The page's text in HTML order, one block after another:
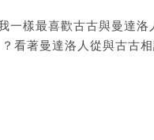
一樣最喜歡古古與曼達洛
看著曼達洛人從與古古